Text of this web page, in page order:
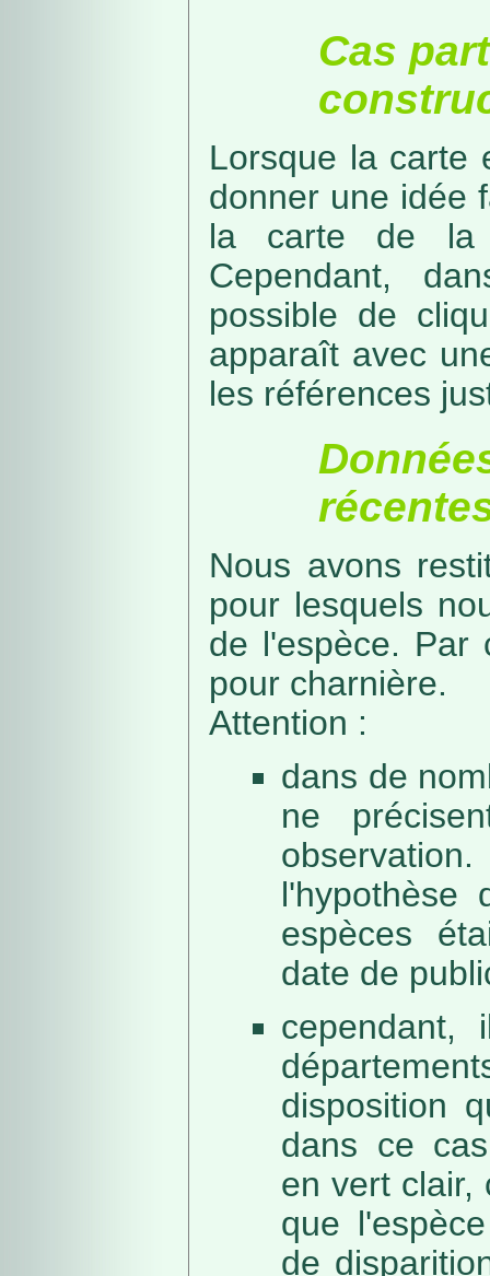
Cas
Lorsque la carte
donner une idée
la carte de la
Cependant,
possible de
apparaît avec
les références
Nous avons
pour lesquels
de l'espèce. Par
pour charnière.
Attention :
dans de
ne
l'hypothèse
espèces
date de
cependant,
disposition
dans ce
en vert clair,
que
de